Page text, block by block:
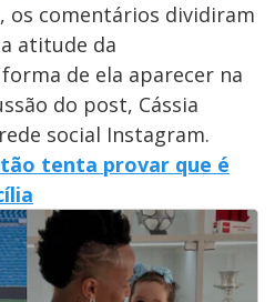
os comentários dividiram
atitude da
de ela aparecer na
do post, Cássia
social Instagram.
tenta provar que é